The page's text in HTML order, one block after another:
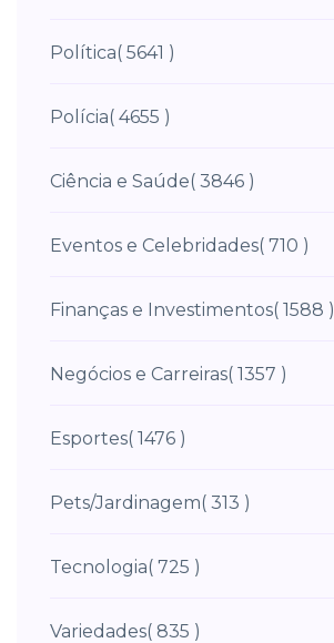
Política( 5641 )
Polícia( 4655 )
Ciência e Saúde( 3846 )
Eventos e Celebridades( 710 )
Finanças e Investimentos( 1588 )
Negócios e Carreiras( 1357 )
Esportes( 1476 )
Pets/Jardinagem( 313 )
Tecnologia( 725 )
Variedades( 835 )